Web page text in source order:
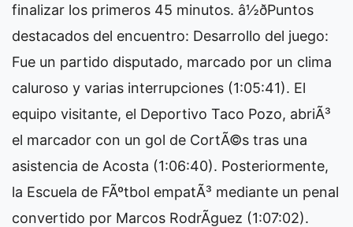
finalizar los primeros 45 minutos. â½ðPuntos
destacados del encuentro: Desarrollo del juego:
Fue un partido disputado, marcado por un clima
caluroso y varias interrupciones (1:05:41). El
equipo visitante, el Deportivo Taco Pozo, abriÃ³
el marcador con un gol de CortÃ©s tras una
asistencia de Acosta (1:06:40). Posteriormente,
la Escuela de FÃºtbol empatÃ³ mediante un penal
convertido por Marcos RodrÃ­guez (1:07:02).